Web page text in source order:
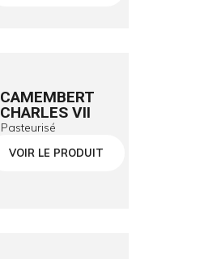
CAMEMBERT
CHARLES VII
Pasteurisé
VOIR LE PRODUIT